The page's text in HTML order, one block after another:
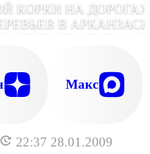
22:37 28.01.2009
КОРКИ НА
В
Макс